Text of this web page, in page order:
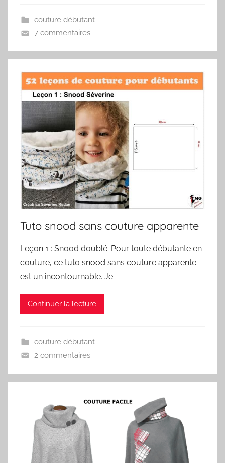
couture débutant
7 commentaires
Tuto snood sans couture apparente
Leçon 1 : Snood doublé. Pour toute débutante en
couture, ce tuto snood sans couture apparente
est un incontournable. Je
Continuer la lecture
couture débutant
2 commentaires